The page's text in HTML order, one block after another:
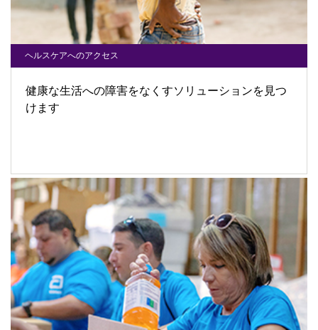
ヘルスケアへのアクセス
健康な生活への障害をなくすソリューションを見つ
けます